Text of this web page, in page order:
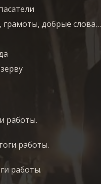
грамоты, добрые слова…
работы.
работы.
работы.